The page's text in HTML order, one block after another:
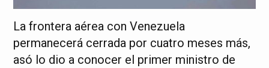
La frontera aérea con Venezuela
permanecerá cerrada por cuatro meses más,
asó lo dio a conocer el primer ministro de